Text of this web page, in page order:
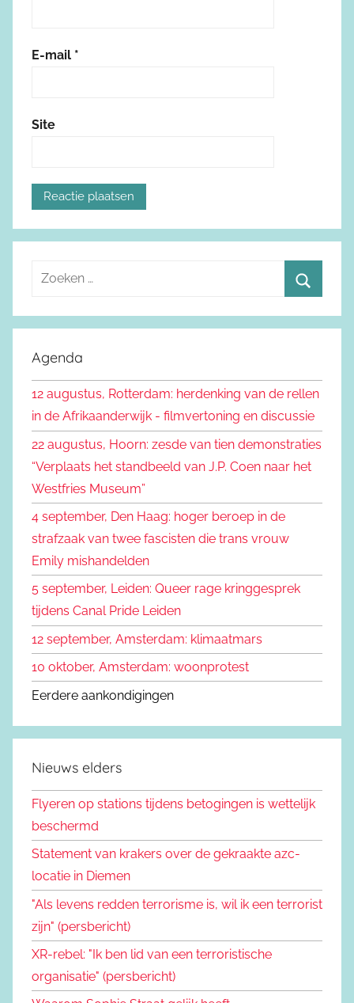
E-mail *
Site
e
e
n
a
:
o
e
n
Agenda
12 augustus, Rotterdam: herdenking van de rellen
in de Afrikaanderwijk - filmvertoning en discussie
22 augustus, Hoorn: zesde van tien demonstraties
“Verplaats het standbeeld van J.P. Coen naar het
Westfries Museum”
4 september, Den Haag: hoger beroep in de
strafzaak van twee fascisten die trans vrouw
Emily mishandelden
5 september, Leiden: Queer rage kringgesprek
tijdens Canal Pride Leiden
12 september, Amsterdam: klimaatmars
10 oktober, Amsterdam: woonprotest
Eerdere aankondigingen
Nieuws elders
Flyeren op stations tijdens betogingen is wettelijk
beschermd
Statement van krakers over de gekraakte azc-
locatie in Diemen
"Als levens redden terrorisme is, wil ik een terrorist
zijn" (persbericht)
XR-rebel: "Ik ben lid van een terroristische
organisatie" (persbericht)